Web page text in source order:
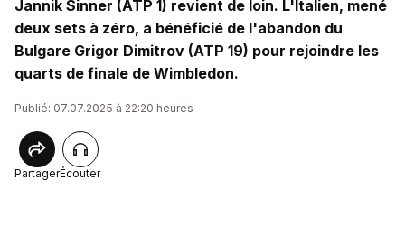
Jannik Sinner (ATP 1) revient de loin. L'Italien, mené
deux sets à zéro, a bénéficié de l'abandon du
Bulgare Grigor Dimitrov (ATP 19) pour rejoindre les
quarts de finale de Wimbledon.
Publié: 07.07.2025 à 22:20 heures
PartagerÉcouter